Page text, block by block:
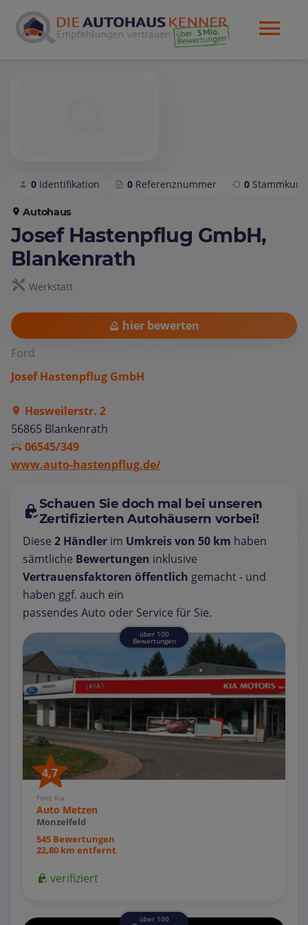
0 Identifikation 0 Referenznummer 0
Autohaus
Josef Hastenpflug GmbH,
Blankenrath
Werkstatt
hier bewerten
Ford
Josef Hastenpflug GmbH
Hesweilerstr. 2
56865 Blankenrath
06545/349
www.auto-hastenpflug.de/
Schauen Sie doch mal bei unseren
Zertifizierten Autohäusern vorbei!
Diese 2 Händler im Umkreis von 50 km haben
sämtliche Bewertungen inklusive
Vertrauensfaktoren öffentlich gemacht - und
haben ggf. auch ein
passendes Auto oder Service für Sie.
über 100
Bewertungen
4,7
Ford, Kia
Auto Metzen
Monzelfeld
545 Bewertungen
22,80 km entfernt
verifiziert
über 100